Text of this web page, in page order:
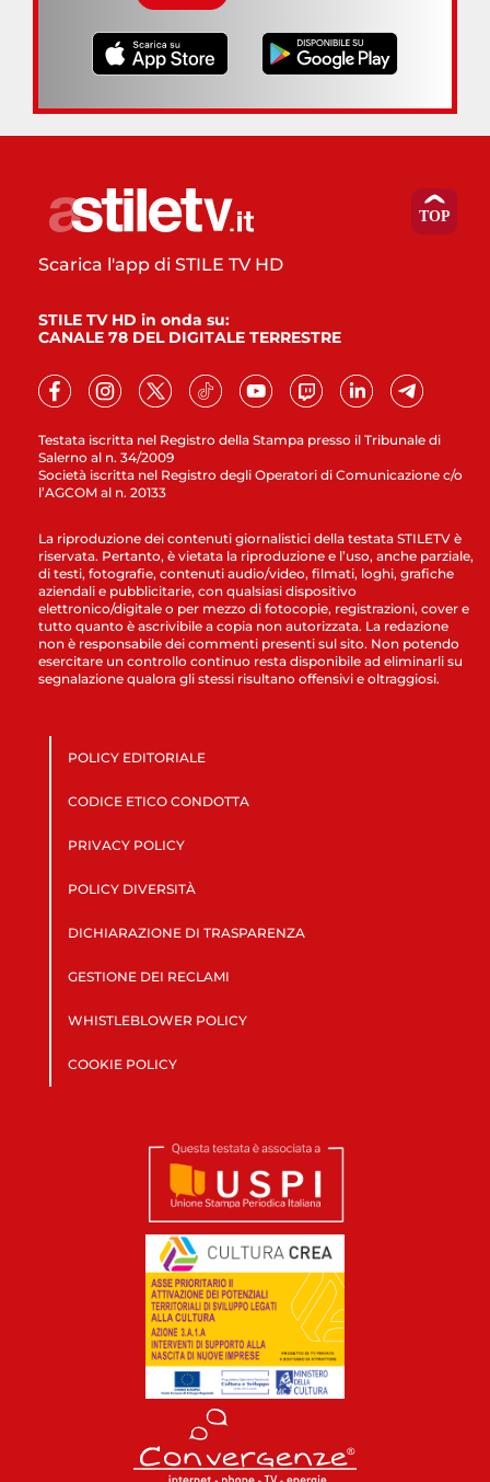
Testata iscritta nel Registro della Stampa presso il Tribunale di
Salerno al n. 34/2009
Società iscritta nel Registro degli Operatori di Comunicazione c/o
l’AGCOM al n. 20133
Scarica l'app di STILE TV HD
STILE TV HD in onda su:
CANALE 78 DEL DIGITALE TERRESTRE
La riproduzione dei contenuti giornalistici della testata STILETV è
riservata. Pertanto, è vietata la riproduzione e l’uso, anche parziale,
di testi, fotografie, contenuti audio/video, filmati, loghi, grafiche
aziendali e pubblicitarie, con qualsiasi dispositivo
elettronico/digitale o per mezzo di fotocopie, registrazioni, cover e
tutto quanto è ascrivibile a copia non autorizzata. La redazione
non è responsabile dei commenti presenti sul sito. Non potendo
esercitare un controllo continuo resta disponibile ad eliminarli su
segnalazione qualora gli stessi risultano offensivi e oltraggiosi.
POLICY EDITORIALE
CODICE ETICO CONDOTTA
PRIVACY POLICY
POLICY DIVERSITÀ
DICHIARAZIONE DI TRASPARENZA
GESTIONE DEI RECLAMI
WHISTLEBLOWER POLICY
COOKIE POLICY